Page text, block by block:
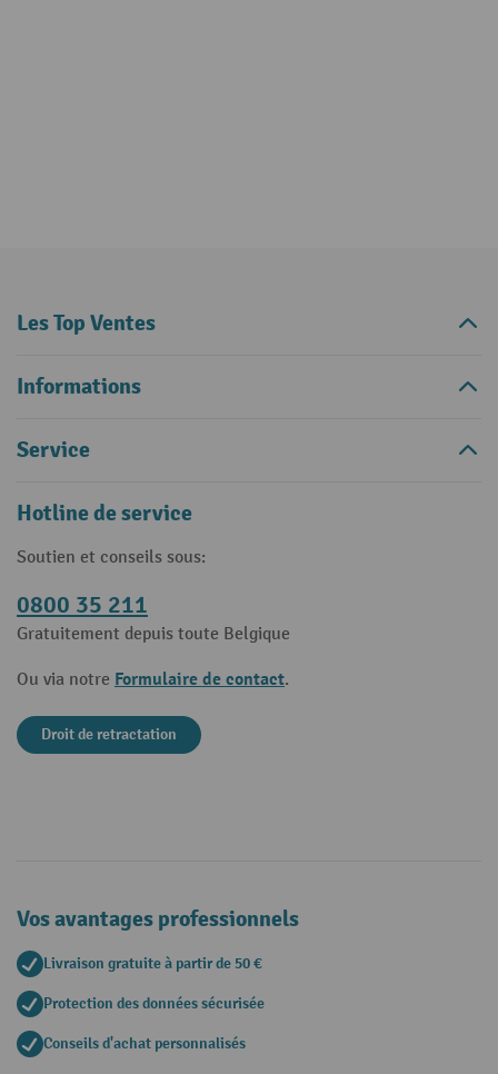
Les Top Ventes
Informations
Service
Hotline de service
Soutien et conseils sous:
0800 35 211
Gratuitement depuis toute Belgique
Ou via notre Formulaire de contact.
Droit de retractation
Vos avantages professionnels
Livraison gratuite à partir de 50 €
Protection des données sécurisée
Conseils d'achat personnalisés